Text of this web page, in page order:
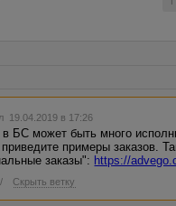
19.04.2019 в 17:26
в БС может быть много
примеры заказов.
заказы": https://
/ Скрыть ветку